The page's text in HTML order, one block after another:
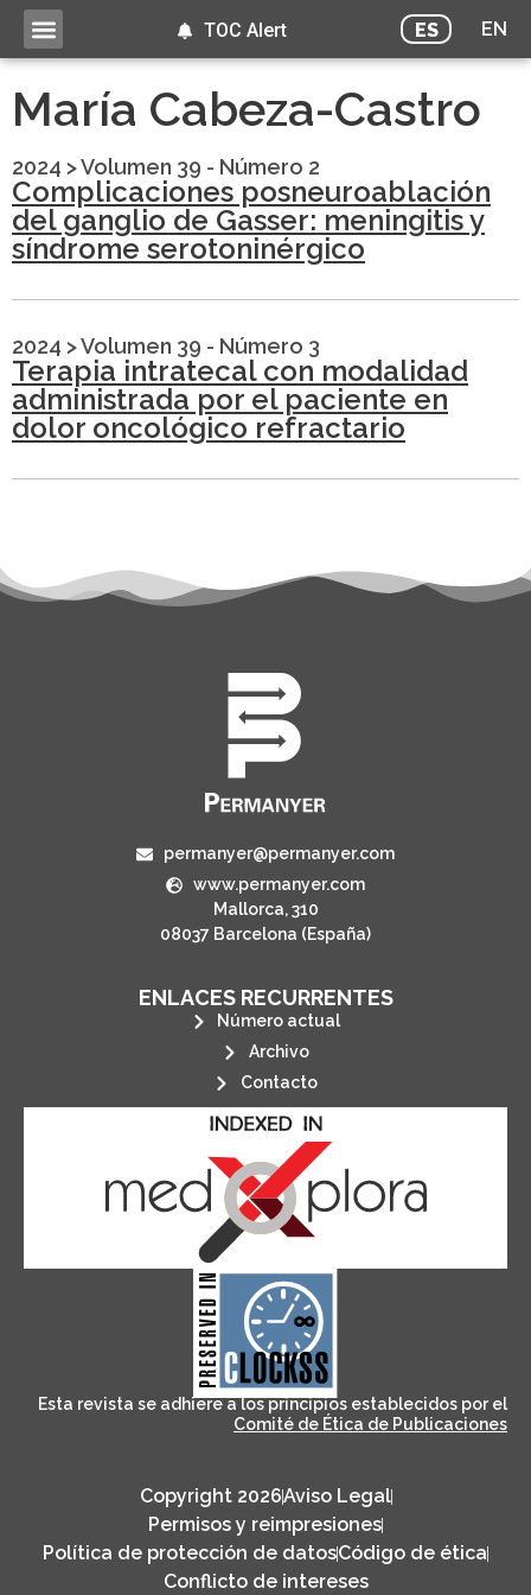
ES EN
TOC Alert
María Cabeza-Castro
2024 >Volumen 39 - Número 2
Complicaciones posneuroablación
del ganglio de Gasser: meningitis y
síndrome serotoninérgico
2024 >Volumen 39 - Número 3
Terapia intratecal con modalidad
administrada por el paciente en
dolor oncológico refractario
permanyer@permanyer.com
www.permanyer.com
Mallorca, 310
08037 Barcelona (España)
ENLACES RECURRENTES
Número actual
Archivo
Contacto
CLOCKSS is a dak archive that
ensures the long-term survival
of web-based scholary
publications, governed by and for
its stakeholders.
Esta revista se adhiere a los principios establecidos por el
Comité de Ética de Publicaciones
Copyright 2026Aviso Legal
Permisos y reimpresiones
Política de protección de datosCódigo de ética
Conflicto de intereses